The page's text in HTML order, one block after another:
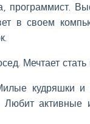
программист.
в своем
Мечтает
кудряшки и
активные